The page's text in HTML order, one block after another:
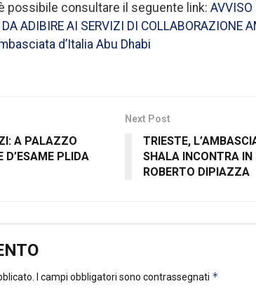
possibile consultare il seguente link: AVVISO
DA ADIBIRE AI SERVIZI DI COLLABORAZIONE
d’Italia Abu Dhabi
A PALAZZO
D’ESAME PLIDA
Next Post
TRIESTE,
SHALA INCONTRA
ROBERTO DIPIAZZA
I campi obbligatori sono contrassegnati *